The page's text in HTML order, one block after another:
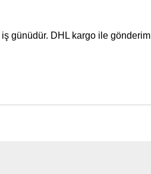
iş günüdür. DHL kargo ile gönderim